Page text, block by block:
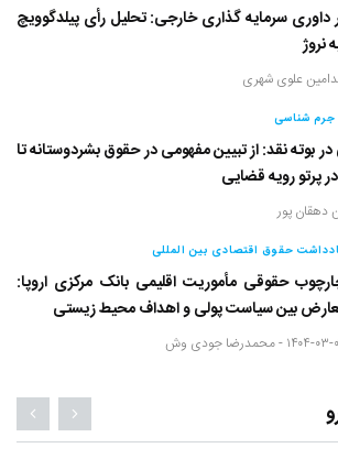
داوری سرمایه گذاری خارجی: تحلیل رأی پیلدگوویچ
نروژ
علوی شهری
جرم شناسی
بوته نقد: از تبیین مفهومی در حقوق بشردوستانه تا
پرتو رویه قضایی
دهقان پور
حقوق اقتصادی بین المللی
حقوقی مأموریت اقلیمی بانک مرکزی اروپا:
بین سیاست پولی و اهداف محیط زیستی
۰۳-۰۹ - محمدرضا جودی وش
۳۰ آذر ۱۴۰۴